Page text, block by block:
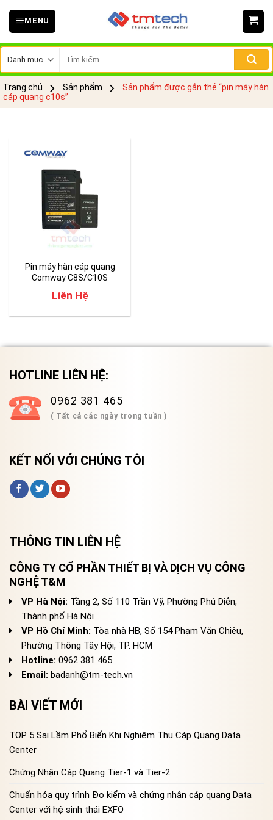
Skip
MENU
kiếm:
Trang chủ Sản phẩm
Sản phẩm được gắn thẻ “pin máy hàn
cáp quang c10s”
Pin máy hàn cáp quang
Comway C8S/C10S
Liên Hệ
HOTLINE LIÊN HỆ:
0962 381 465
( Tất cả các ngày trong tuần )
KẾT NỐI VỚI CHÚNG TÔI
THÔNG TIN LIÊN HỆ
CÔNG TY CỔ PHẦN THIẾT BỊ VÀ DỊCH VỤ CÔNG
NGHỆ T&M
VP Hà Nội: Tầng 2, Số 110 Trần Vỹ, Phường Phú Diễn,
Thành phố Hà Nội
VP Hồ Chí Minh: Tòa nhà HB, Số 154 Phạm Văn Chiêu,
Phường Thông Tây Hội, TP. HCM
Hotline: 0962 381 465
Email: badanh@tm-tech.vn
BÀI VIẾT MỚI
TOP 5 Sai Lầm Phổ Biến Khi Nghiệm Thu Cáp Quang Data
Center
Chứng Nhận Cáp Quang Tier-1 và Tier-2
Chuẩn hóa quy trình Đo kiểm và chứng nhận cáp quang Data
Center với hệ sinh thái EXFO